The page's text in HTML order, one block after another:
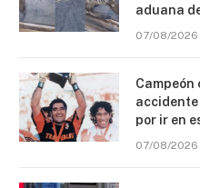
aduana
07/08/2026
por ir en
07/08/2026